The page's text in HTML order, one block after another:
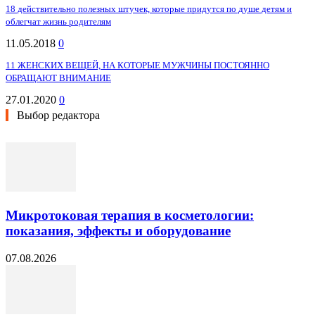
18 действительно полезных штучек, которые придутся по душе детям и
облегчат жизнь родителям
11.05.2018 0
11 ЖЕНСКИХ ВЕЩЕЙ, НА КОТОРЫЕ МУЖЧИНЫ ПОСТОЯННО
ОБРАЩАЮТ ВНИМАНИЕ
27.01.2020 0
Выбор редактора
Микротоковая терапия в косметологии:
показания, эффекты и оборудование
07.08.2026